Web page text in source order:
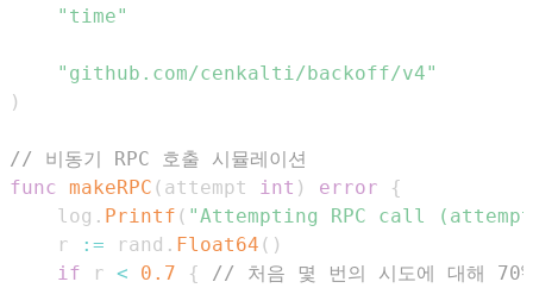
"time"
"github.com/cenkalti/backoff/v4"
)
// 비동기 RPC 호출 시뮬레이션
func makeRPC ( attempt int ) error
{
	log
. Printf ( "Attempting RPC call
	r
:= rand . Float64 ( )
if r < 0.7 {
// 처음 몇 번의 시도에 대해